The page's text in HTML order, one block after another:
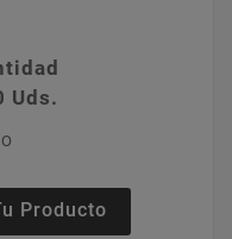
Uds.
Producto